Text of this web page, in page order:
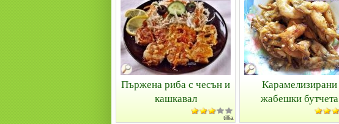
Пържена риба с чесън и
кашкавал
tillia
Карамелизирани
жабешки бутчета